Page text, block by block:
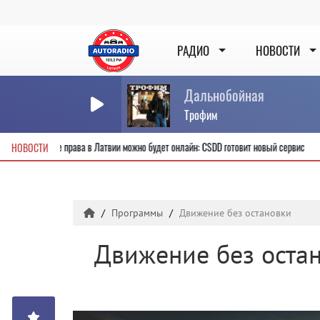
РАДИО НОВОСТИ
Дальнобойная
Трофим
НОВОСТИновые водительские права в Латвии можно будет онлайн: CSDD готовит
Программы Движение без остановки
Движение без